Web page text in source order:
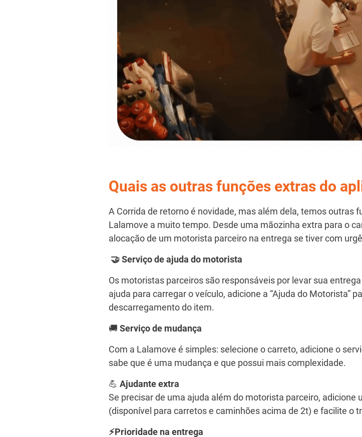
Quais as outras funções extras do
A Corrida de retorno é novidade, mas além dela, temos outras
Lalamove a muito tempo. Desde uma mãozinha extra para o
alocação de um motorista parceiro na entrega se tiver com
🤝 Serviço de ajuda do motorista
Os motoristas parceiros são responsáveis por levar sua
ajuda para carregar o veículo, adicione a “Ajuda do Motorista”
descarregamento do item.
🚚 Serviço de mudança
Com a Lalamove é simples: selecione o carreto, adicione o
sabe que é uma mudança e que possui mais complexidade.
💪 Ajudante extra
Se precisar de uma ajuda além do motorista parceiro,
(disponível para carretos e caminhões acima de 2t) e facilite o
⚡Prioridade na entrega